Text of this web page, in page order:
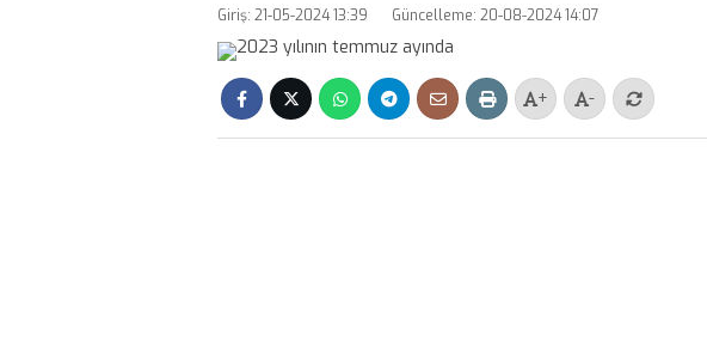
Giriş: 21-05-2024 13:39 Güncelleme: 20-08-2024 14:07
+ -